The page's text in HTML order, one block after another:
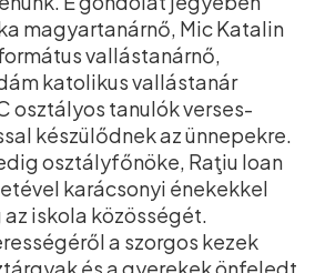
magyartanárnő, Mic Katalin
vallástanárnő,
katolikus vallástanár
osztályos tanulók verses-
készülődnek az ünnepekre.
osztályfőnöke, Raţiu Ioan
karácsonyi énekekkel
iskola közösségét.
a szorgos kezek
és a gyerekek önfeledt